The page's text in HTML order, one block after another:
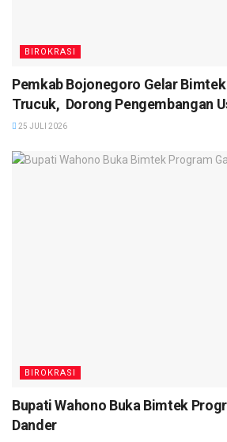
BIROKRASI
Pemkab Bojonegoro Gelar
Trucuk, Dorong Pengembangan
25 JULI 2026
BIROKRASI
Bupati Wahono Buka Bimtek
Dander